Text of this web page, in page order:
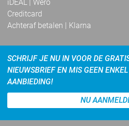
iDEAL | Wero
Creditcard
Achteraf betalen | Klarna
SCHRIJF JE NU IN VOOR DE
NIEUWSBRIEF EN MIS GEEN
AANBIEDING!
NU